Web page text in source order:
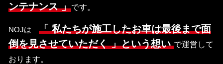
ンテナンス 」です。
NOJは 「 私たちが施工したお車は最後まで面
倒を見させていただく 」という想いで運営して
おります。